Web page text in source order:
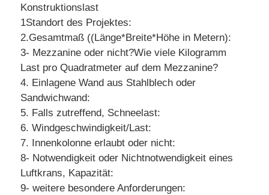
Konstruktionslast
1Standort des Projektes:
2.Gesamtmaß ((Länge*Breite*Höhe in Metern):
3- Mezzanine oder nicht?Wie viele Kilogramm
Last pro Quadratmeter auf dem Mezzanine?
4. Einlagene Wand aus Stahlblech oder
Sandwichwand:
5. Falls zutreffend, Schneelast:
6. Windgeschwindigkeit/Last:
7. Innenkolonne erlaubt oder nicht:
8- Notwendigkeit oder Nichtnotwendigkeit eines
Luftkrans, Kapazität:
9- weitere besondere Anforderungen: